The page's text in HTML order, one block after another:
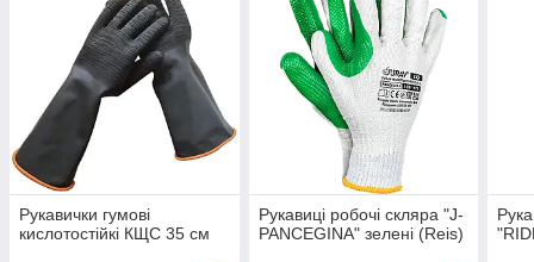
Рукавички гумові
кислотостійкі КЩС 35 см
Рукавиці робочі скляра "J-
PANCEGINA" зелені (Reis)